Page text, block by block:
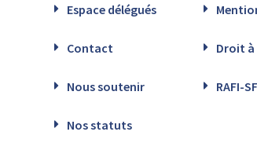
Espace délégués
Contact Droit à
Nous soutenir RAFI-SF
Nos statuts